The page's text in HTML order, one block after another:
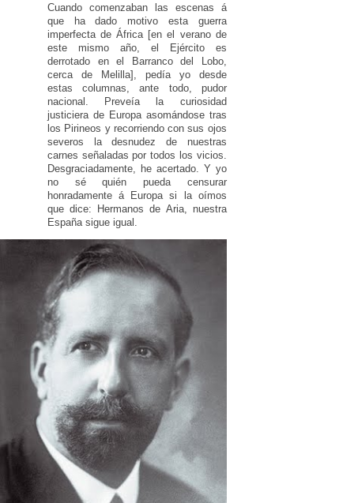
Cuando comenzaban las escenas á
que ha dado motivo esta guerra
imperfecta de África [en el verano de
este mismo año, el Ejército es
derrotado en el Barranco del Lobo,
cerca de Melilla], pedía yo desde
estas columnas, ante todo, pudor
nacional. Preveía la curiosidad
justiciera de Europa asomándose tras
los Pirineos y recorriendo con sus ojos
severos la desnudez de nuestras
carnes señaladas por todos los vicios.
Desgraciadamente, he acertado. Y yo
no sé quién pueda censurar
honradamente á Europa si la oímos
que dice: Hermanos de Aria, nuestra
España sigue igual.